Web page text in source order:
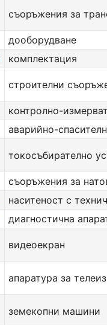
съоръжения за
дооборудване
комплектация
строителни
контролно-
аварийно-
токосъбирателно
съоръжения за
наситеност с
диагностична
видеоекран
апаратура за
земекопни машини